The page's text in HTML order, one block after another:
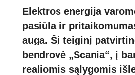
Elektros energija
pasiūla ir
auga. Šį teiginį
bendrovė „Scania“, į
realiomis sąlygomis